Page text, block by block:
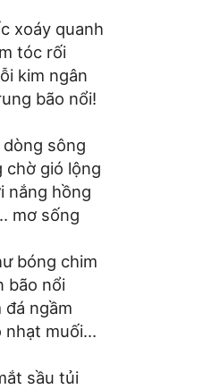
xoáy quanh
tóc rối
kim ngân
bão nổi!
sông
chờ gió lộng
nắng hồng
mơ sống
bóng chim
bão nổi
đá ngầm
nhạt muối…
sầu tủi